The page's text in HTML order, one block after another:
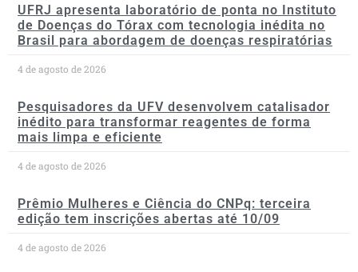
UFRJ apresenta laboratório de ponta no Instituto
de Doenças do Tórax com tecnologia inédita no
Brasil para abordagem de doenças respiratórias
4 de agosto de 2026
Pesquisadores da UFV desenvolvem catalisador
inédito para transformar reagentes de forma
mais limpa e eficiente
4 de agosto de 2026
Prêmio Mulheres e Ciência do CNPq: terceira
edição tem inscrições abertas até 10/09
4 de agosto de 2026